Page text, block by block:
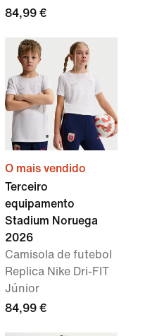
84,99 €
O mais vendido
Terceiro
equipamento
Stadium Noruega
2026
Camisola de futebol
Replica Nike Dri-FIT
Júnior
84,99 €